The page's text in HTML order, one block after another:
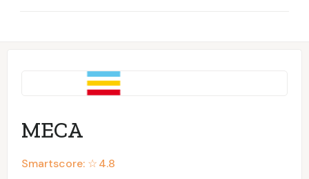
MECA
Smartscore: ☆4.8